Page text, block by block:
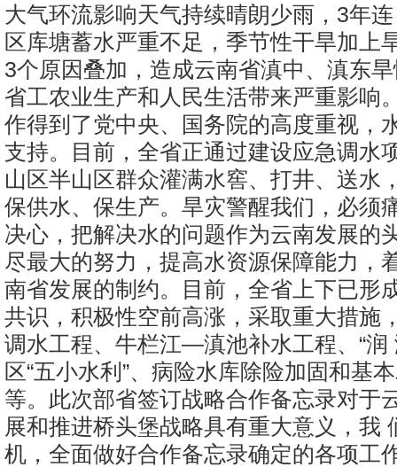
大气环流影响天气持续晴朗少雨，3年
区库塘蓄水严重不足，季节性干旱加上
3个原因叠加，造成云南省滇中、滇东
省工农业生产和人民生活带来严重影响
作得到了党中央、国务院的高度重视，
支持。目前，全省正通过建设应急调水
山区半山区群众灌满水窖、打井、送水
保供水、保生产。旱灾警醒我们，必须
决心，把解决水的问题作为云南发展的
尽最大的努力，提高水资源保障能力，
南省发展的制约。目前，全省上下已形
共识，积极性空前高涨，采取重大措施
调水工程、牛栏江—滇池补水工程、“润
区“五小水利”、病险水库除险加固和基
等。此次部省签订战略合作备忘录对于
展和推进桥头堡战略具有重大意义，我
机，全面做好合作备忘录确定的各项工